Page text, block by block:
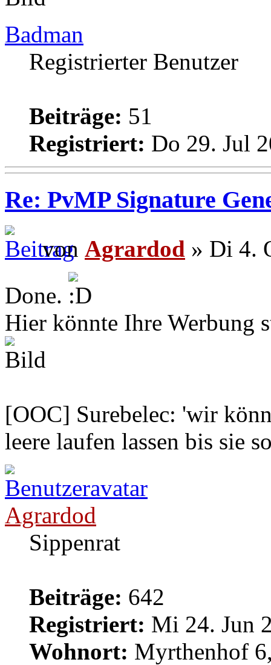
Badman
Registrierter Benutzer
Beiträge: 51
Registriert: Do 29. Jul
Re: PvMP Signature
von Agrardod » Di 4.
Done.
Hier könnte Ihre Werbung
[OOC] Surebelec: 'wir
leere laufen lassen bis sie
Agrardod
Sippenrat
Beiträge: 642
Registriert: Mi 24. Jun
Wohnort: Myrthenhof